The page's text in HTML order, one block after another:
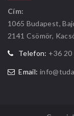
Cím:
1065 Budapest,
2141 Csömör,
Telefon: +36 20
Email: